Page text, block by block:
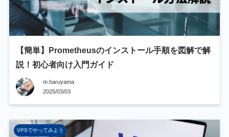
【簡単】Prometheusのインストール手順を図解で解
説！初心者向け入門ガイド
m.haruyama
2025/03/03
VPSでやってみよう